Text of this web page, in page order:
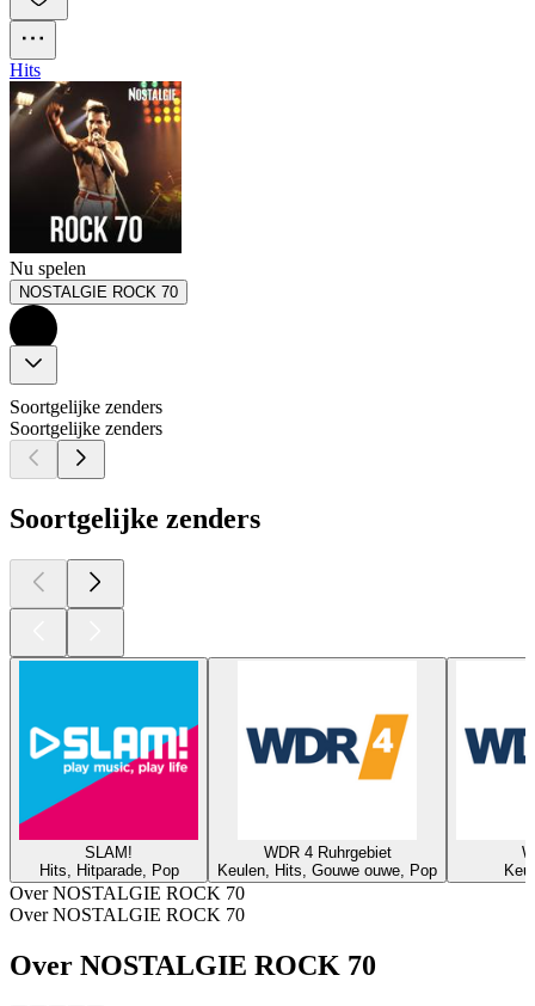
Hits
Nu spelen
NOSTALGIE ROCK 70
Soortgelijke zenders
Soortgelijke zenders
Soortgelijke zenders
SLAM!
Hits, Hitparade, Pop
WDR 4 Ruhrgebiet
Keulen, Hits, Gouwe ouwe, Pop
Over NOSTALGIE ROCK 70
Over NOSTALGIE ROCK 70
Over NOSTALGIE ROCK 70